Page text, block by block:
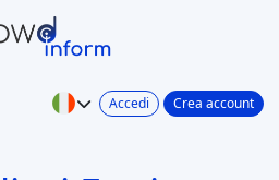
Accedi Crea account